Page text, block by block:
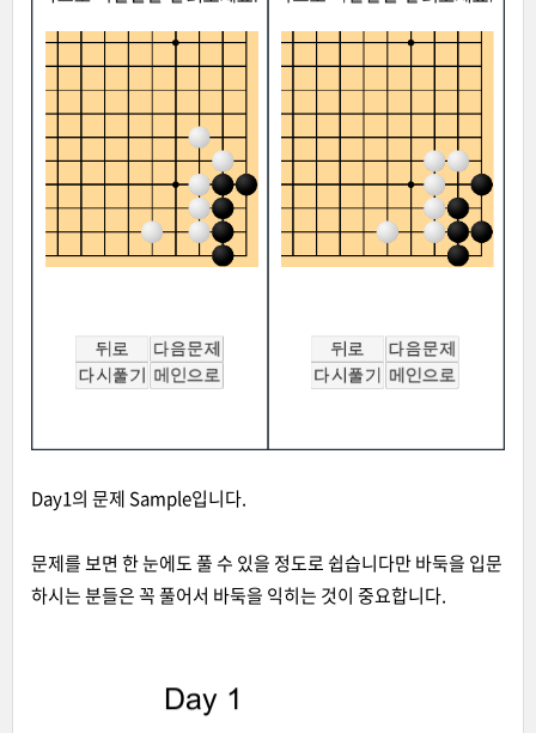
Day1의 문제 Sample입니다.
문제를 보면 한 눈에도 풀 수 있을 정도로 쉽습니다만 바둑을 입문
하시는 분들은 꼭 풀어서 바둑을 익히는 것이 중요합니다.